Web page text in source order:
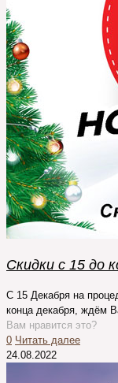
Скидки с 15 до
С 15 Декабря на
конца декабря, ждём
Вам нравится это?
0 Читать далее
24.08.2022